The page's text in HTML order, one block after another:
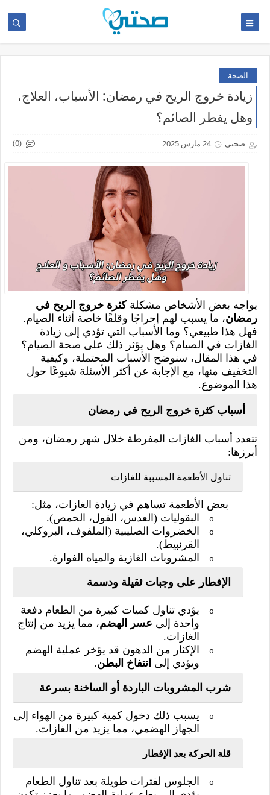
الصحة
زيادة خروج الريح في رمضان: الأسباب، العلاج،
وهل يفطر الصائم؟
صحتي 24 مارس 2025 (0)
يواجه بعض الأشخاص مشكلةكثرة خروج الريح في
رمضان، ما يسبب لهم إحراجًا وقلقًا خاصة أثناء الصيام.
فهل هذا طبيعي؟ وما الأسباب التي تؤدي إلى زيادة
الغازات في الصيام؟ وهل يؤثر ذلك على صحة الصيام؟
في هذا المقال، سنوضح الأسباب المحتملة، وكيفية
التخفيف منها، مع الإجابة عن أكثر الأسئلة شيوعًا حول
هذا الموضوع.
أسباب كثرة خروج الريح في رمضان
تتعدد أسباب الغازات المفرطة خلال شهر رمضان، ومن
أبرزها:
تناول الأطعمة المسببة للغازات
بعض الأطعمة تساهم في زيادة الغازات، مثل:
o البقوليات (العدس، الفول، الحمص).
o
الخضروات الصليبية (الملفوف، البروكلي،
القرنبيط).
o المشروبات الغازية والمياه الفوارة.
الإفطار على وجبات ثقيلة ودسمة
o
يؤدي تناول كميات كبيرة من الطعام دفعة
واحدة إلى عسر الهضم، مما يزيد من إنتاج
الغازات.
o
الإكثار من الدهون قد يؤخر عملية الهضم
ويؤدي إلى انتفاخ البطن.
شرب المشروبات الباردة أو الساخنة بسرعة
o
يسبب ذلك دخول كمية كبيرة من الهواء إلى
الجهاز الهضمي، مما يزيد من الغازات.
قلة الحركة بعد الإفطار
o
الجلوس لفترات طويلة بعد تناول الطعام